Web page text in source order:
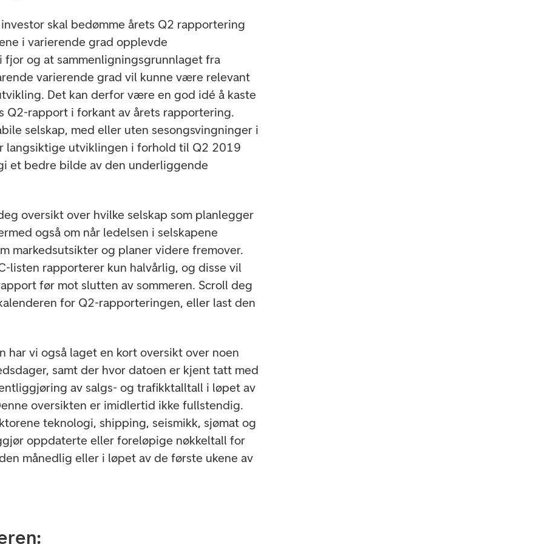
investor skal bedømme årets Q2 rapportering
i varierende grad opplevde
og at sammenligningsgrunnlaget fra
varierende grad vil kunne være relevant
Det kan derfor være en god idé å kaste
Q2-rapport i forkant av årets rapportering.
selskap, med eller uten sesongsvingninger i
langsiktige utviklingen i forhold til Q2 2019
et bedre bilde av den underliggende
oversikt over hvilke selskap som planlegger
også om når ledelsen i selskapene
markedsutsikter og planer videre fremover.
listen rapporterer kun halvårlig, og disse vil
før mot slutten av sommeren. Scroll deg
for Q2-rapporteringen, eller last den
har vi også laget en kort oversikt over noen
samt der hvor datoen er kjent tatt med
av salgs- og trafikktalltall i løpet av
oversikten er imidlertid ikke fullstendig.
teknologi, shipping, seismikk, sjømat og
oppdaterte eller foreløpige nøkkeltall for
månedlig eller i løpet av de første ukene av